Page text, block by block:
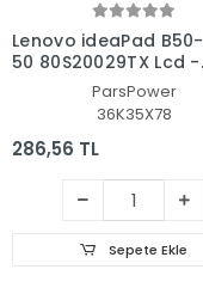
Lenovo ideaPad B50-
50 80S20029TX Lcd -
Ekran Data Flex Kablo
ParsPower
36K35X78
286,56 TL
Sepete Ekle